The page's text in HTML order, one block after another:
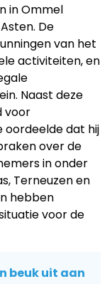
in Ommel
De
van het
activiteiten, en
Naast deze
voor
oordeelde dat hij
over de
in onder
Terneuzen en
hebben
voor de
beuk uit aan